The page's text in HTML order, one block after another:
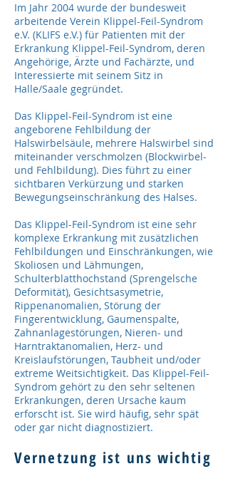
Im Jahr 2004 wurde der bundesweit
arbeitende Verein Klippel-Feil-Syndrom
e.V. (KLIFS e.V.) für Patienten mit der
Erkrankung Klippel-Feil-Syndrom, deren
Angehörige, Ärzte und Fachärzte, und
Interessierte mit seinem Sitz in
Halle/Saale gegründet.
Das Klippel-Feil-Syndrom ist eine
angeborene Fehlbildung der
Halswirbelsäule, mehrere Halswirbel sind
miteinander verschmolzen (Blockwirbel-
und Fehlbildung). Dies führt zu einer
sichtbaren Verkürzung und starken
Bewegungseinschränkung des Halses.
Das Klippel-Feil-Syndrom ist eine sehr
komplexe Erkrankung mit zusätzlichen
Fehlbildungen und Einschränkungen, wie
Skoliosen und Lähmungen,
Schulterblatthochstand (Sprengelsche
Deformität), Gesichtsasymetrie,
Rippenanomalien, Störung der
Fingerentwicklung, Gaumenspalte,
Zahnanlagestörungen, Nieren- und
Harntraktanomalien, Herz- und
Kreislaufstörungen, Taubheit und/oder
extreme Weitsichtigkeit. Das Klippel-Feil-
Syndrom gehört zu den sehr seltenen
Erkrankungen, deren Ursache kaum
erforscht ist. Sie wird häufig, sehr spät
oder gar nicht diagnostiziert.
Vernetzung ist uns wichtig